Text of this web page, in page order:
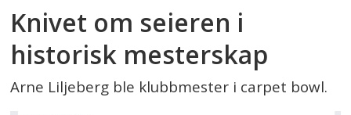
Knivet om seieren i
historisk mesterskap
Arne Liljeberg ble klubbmester i carpet bowl.